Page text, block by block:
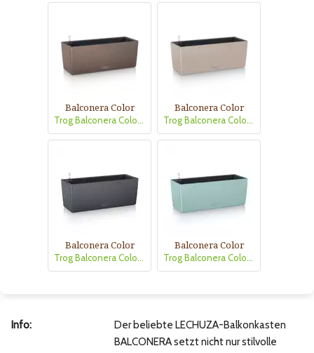
Balconera Color
Trog Balconera Color80 muskat
Balconera Color
Trog Balconera Color50 sandbrau
Balconera Color
Trog Balconera Color50 schiefergrau
Balconera Color
Trog Balconera Color50 pastellgrün
Info:
Der beliebte LECHUZA-Balkonkasten
BALCONERA setzt nicht nur stilvolle